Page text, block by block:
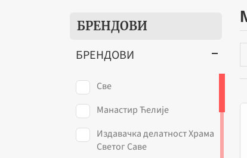
БРЕНДОВИ
БРЕНДОВИ
Све
Манастир Ћелије
Издавачка делатност Храма
Светог Саве